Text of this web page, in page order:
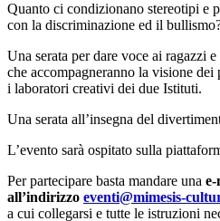
Quanto ci condizionano stereotipi e
con la discriminazione ed il
Una serata per dare voce ai ragazzi
che accompagneranno la visione
i laboratori creativi dei due Istituti.
Una serata all’insegna del
L’evento sarà ospitato sulla
Per partecipare basta mandare una
all’indirizzo eventi@mimesis-
a cui collegarsi e tutte le istruzioni